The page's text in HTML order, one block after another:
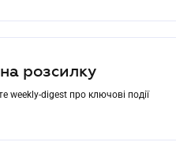
розсилку
weekly-digest про ключові події